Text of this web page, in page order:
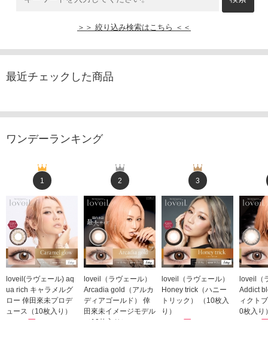
＞＞ 絞り込み検索はこちら ＜＜
最近チェックした商品
ワンデーランキング
1
loveil(ラヴェール) aq
ua rich キャラメルグ
ロー 倖田來未プロデ
ュース（10枚入り）
1,760円
2
loveil（ラヴェール）
Arcadia gold（アルカ
ディアゴールド） 倖
田來未イメージモデル
（10枚入り）
3
loveil（ラヴェール）
Honey trick（ハニー
トリック） （10枚入
り）
1,760円
loveil（
Addict
ィクト
0枚入り
1,760